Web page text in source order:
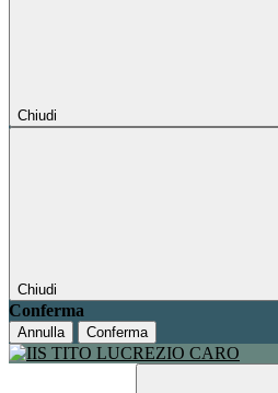
Chiudi
Chiudi
Conferma
Annulla Conferma